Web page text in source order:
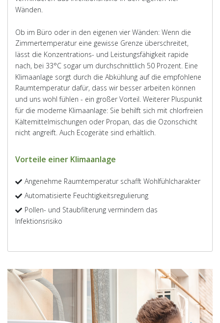
Wänden.
Ob im Büro oder in den eigenen vier Wänden: Wenn die
Zimmertemperatur eine gewisse Grenze überschreitet,
lässt die Konzentrations- und Leistungsfähigkeit rapide
nach, bei 33°C sogar um durchschnittlich 50 Prozent. Eine
Klimaanlage sorgt durch die Abkühlung auf die empfohlene
Raumtemperatur dafür, dass wir besser arbeiten können
und uns wohl fühlen - ein großer Vorteil. Weiterer Pluspunkt
für die moderne Klimaanlage: Sie behilft sich mit chlorfreien
Kältemittelmischungen oder Propan, das die Ozonschicht
nicht angreift. Auch Ecogeräte sind erhältlich.
Vorteile einer Klimaanlage
Angenehme Raumtemperatur schafft Wohlfühlcharakter
Automatisierte Feuchtigkeitsregulierung
Pollen- und Staubfilterung vermindern das
Infektionsrisiko